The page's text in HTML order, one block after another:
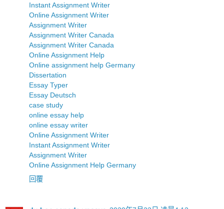
Instant Assignment Writer
Online Assignment Writer
Assignment Writer
Assignment Writer Canada
Assignment Writer Canada
Online Assignment Help
Online assignment help Germany
Dissertation
Essay Typer
Essay Deutsch
case study
online essay help
online essay writer
Online Assignment Writer
Instant Assignment Writer
Assignment Writer
Online Assignment Help Germany
回覆